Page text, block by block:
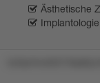
Ästhetische
Implantologie